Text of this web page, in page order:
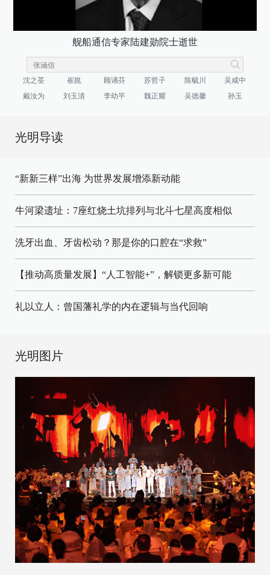
舰船通信专家陆建勋院士逝世
沈之荃 崔崑 顾诵芬 苏哲子 陈毓川
吴咸中
戴汝为
刘玉清 李幼平 魏正耀 吴德馨 孙玉
光明导读
“新新三样”出海 为世界发展增添新动能
牛河梁遗址：7座红烧土坑排列与北斗七星高度相似
洗牙出血、牙齿松动？那是你的口腔在“求救”
【推动高质量发展】“人工智能+”，解锁更多新可能
礼以立人：曾国藩礼学的内在逻辑与当代回响
光明图片